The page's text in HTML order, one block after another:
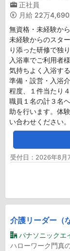
正社員
月給 22万
無資格・未経験か
未経験からのスタ
り添った研修で独
入浴車でご利用者
気持ちよく入浴す
準備・設営・入浴
程度、１件当たり
職員１名の計３名
助を行います。体
い合わせください
受付日：2026年8
介護リーダー（
パナソニックエ
ハローワーク門真